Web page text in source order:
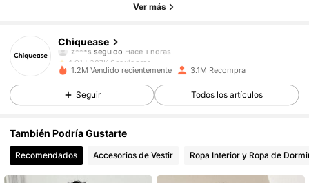
Ver más
Chiquease
4,91 287K Seguidores
v***7pagóHace 1 día
4,91 287K Seguidores
4,91 287K Seguidores
1.2M Vendido recientemente 3.1M Recompra
Seguir Todos los artículos
También Podría Gustarte
Recomendados Accesorios de Vestir Ropa Interior y Ropa de